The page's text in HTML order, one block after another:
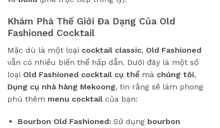
Khám Phá Thế Giới Đa Dạng Của Old
Fashioned Cocktail
Mặc dù là một loại cocktail classic, Old Fashioned
vẫn có nhiều biến thể hấp dẫn. Dưới đây là một số
loại Old Fashioned cocktail cụ thể mà chúng tôi,
Dụng cụ nhà hàng Mekoong, tin rằng sẽ làm phong
phú thêm menu cocktail của bạn:
Bourbon Old Fashioned:Sử dụng bourbon